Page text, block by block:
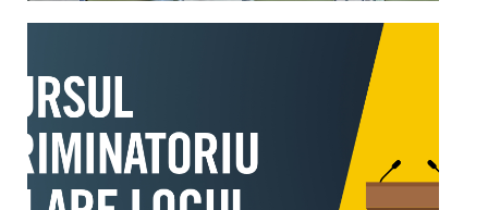
pentru
a
consolida
educația
pentru
PUBLIC
la
discurs
parlamentar
responsabil